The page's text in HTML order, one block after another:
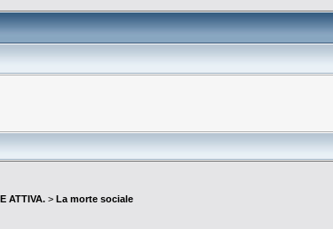
ATTIVA. > La morte sociale